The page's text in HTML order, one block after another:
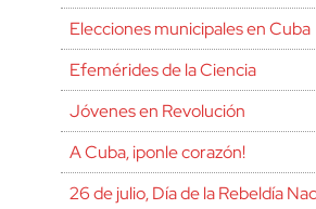
Elecciones municipales en Cuba
Efemérides de la Ciencia
Jóvenes en Revolución
A Cuba, ¡ponle corazón!
26 de julio, Día de la Rebeldía